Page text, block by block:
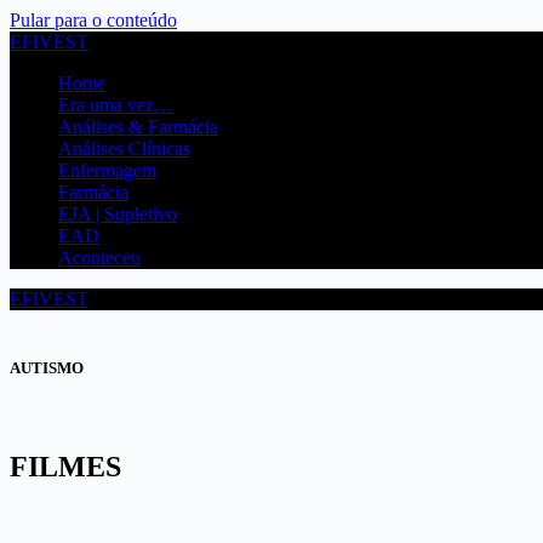
Pular para o conteúdo
EFIVEST
Home
Era uma vez…
Análises & Farmácia
Análises Clínicas
Enfermagem
Farmácia
EJA | Supletivo
EAD
Aconteceu
EFIVEST
AUTISMO
FILMES